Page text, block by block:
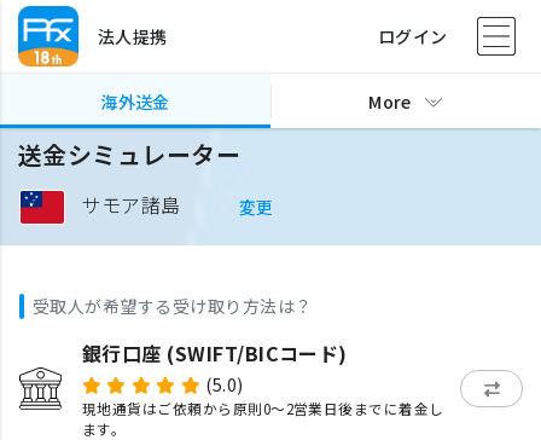
法人提携 ログイン
海外送金 More
送金シミュレーター
サモア諸島 変更
受取人が希望する受け取り方法は？
銀行口座 (SWIFT/BICコード)
(5.0)
現地通貨はご依頼から原則0〜2営業日後までに着金し
ます。